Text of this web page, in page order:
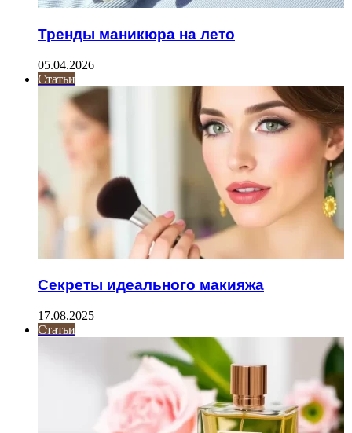
Тренды маникюра на лето
05.04.2026
Статьи
Секреты идеального макияжа
17.08.2025
Статьи